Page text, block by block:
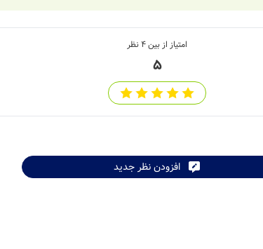
امتیاز از بین4 نظر
5
افزودن نظر جدید